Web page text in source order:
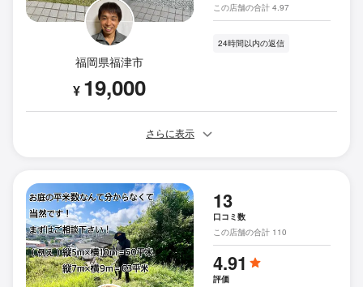
福岡県福津市
¥ 19,000
この店舗の合計 4.97
24時間以内の返信
さらに表示
13
口コミ数
この店舗の合計 110
4.91
評価